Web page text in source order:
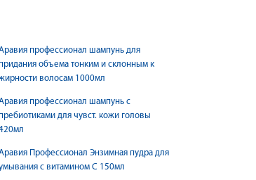
профессионал шампунь для
придания объема тонким и склонным к
волосам 1000мл
профессионал шампунь с
пребиотиками для чувст. кожи головы
Профессионал Энзимная пудра для
с витамином С 150мл